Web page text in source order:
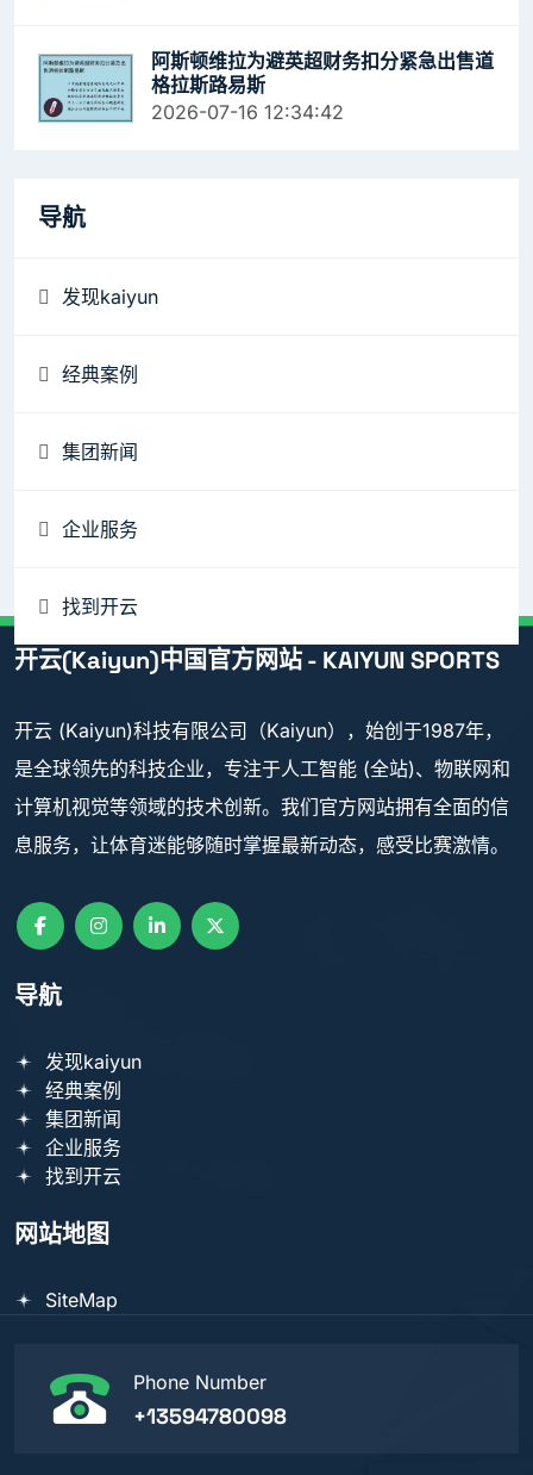
阿斯顿维拉为避英超财务扣分紧急出售道
格拉斯路易斯
2026-07-16 12:34:42
导航
发现kaiyun
经典案例
集团新闻
企业服务
找到开云
开云(Kaiyun)中国官方网站 - KAIYUN SPORTS
开云 (Kaiyun)科技有限公司（Kaiyun），始创于1987年，
是全球领先的科技企业，专注于人工智能 (全站)、物联网和
计算机视觉等领域的技术创新。我们官方网站拥有全面的信
息服务，让体育迷能够随时掌握最新动态，感受比赛激情。
导航
发现kaiyun
经典案例
集团新闻
企业服务
找到开云
网站地图
SiteMap
Phone Number
+13594780098